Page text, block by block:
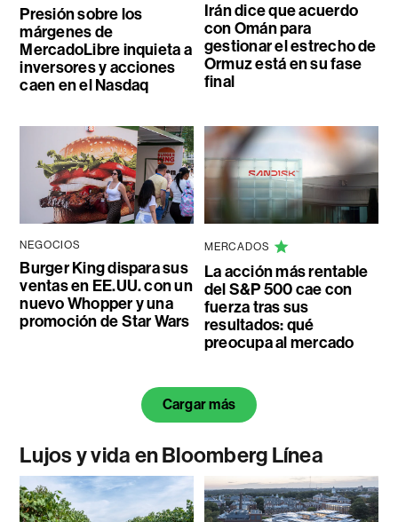
Presión sobre los
márgenes de
MercadoLibre inquieta a
inversores y acciones
caen en el Nasdaq
Irán dice que acuerdo
con Omán para
gestionar el estrecho de
Ormuz está en su fase
final
NEGOCIOS
Burger King dispara sus
ventas en EE.UU. con un
nuevo Whopper y una
promoción de Star Wars
MERCADOS
La acción más rentable
del S&P 500 cae con
fuerza tras sus
resultados: qué
preocupa al mercado
Cargar más
Lujos y vida en Bloomberg Línea